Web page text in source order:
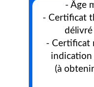
- Âge
- Certificat
- Certificat
indication
(à